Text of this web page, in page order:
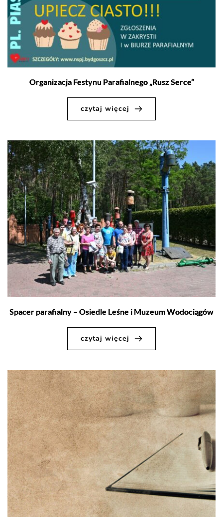
Organizacja Festynu Parafialnego „Rusz Serce”
czytaj więcej
Spacer parafialny – Osiedle Leśne i Muzeum Wodociągów
czytaj więcej